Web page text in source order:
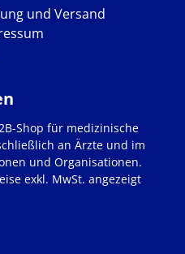
und Versand
Shop für medizinische
an Ärzte und im
und Organisationen.
exkl. MwSt. angezeigt